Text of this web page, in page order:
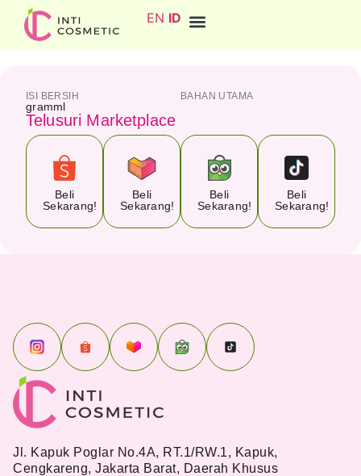
EN ID
ISI BERSIH
gramml
BAHAN UTAMA
Telusuri Marketplace
Beli
Sekarang!
Beli
Sekarang!
Beli
Sekarang!
Beli
Sekarang!
Jl. Kapuk Poglar No.4A, RT.1/RW.1, Kapuk,
Cengkareng, Jakarta Barat, Daerah Khusus